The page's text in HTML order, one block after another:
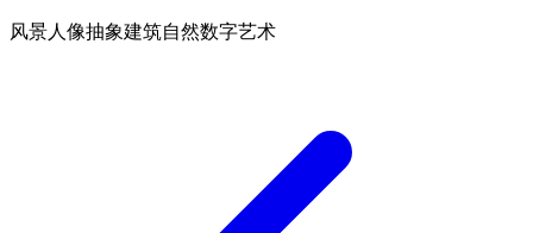
风景人像抽象建筑自然数字艺术